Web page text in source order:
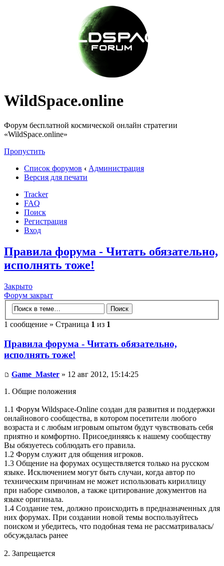
WildSpace.online
Форум бесплатной космической онлайн стратегии
«WildSpace.online»
Пропустить
Список форумов ‹ Администрация
Версия для печати
Tracker
FAQ
Поиск
Регистрация
Вход
Правила форума - Читать обязательно,
исполнять тоже!
Закрыто
Форум закрыт
1 сообщение » Страница 1 из 1
Правила форума - Читать обязательно,
исполнять тоже!
Game_Master » 12 авг 2012, 15:14:25
1. Общие положения
1.1 Форум Wildspace-Online создан для развития и поддержки
онлайнового сообщества, в котором посетители любого
возраста и с любым игровым опытом будут чувствовать себя
приятно и комфортно. Присоединяясь к нашему сообществу
Вы обязуетесь соблюдать его правила.
1.2 Форум служит для общения игроков.
1.3 Общение на форумах осуществляется только на русском
языке. Исключением могут быть случаи, когда автор по
техническим причинам не может использовать кириллицу
при наборе символов, а также цитирование документов на
языке оригинала.
1.4 Создание тем, должно происходить в предназначенных для
них форумах. При создании новой темы воспользуйтесь
поиском и убедитесь, что подобная тема не рассматривалась/
обсуждалась ранее
2. Запрещается